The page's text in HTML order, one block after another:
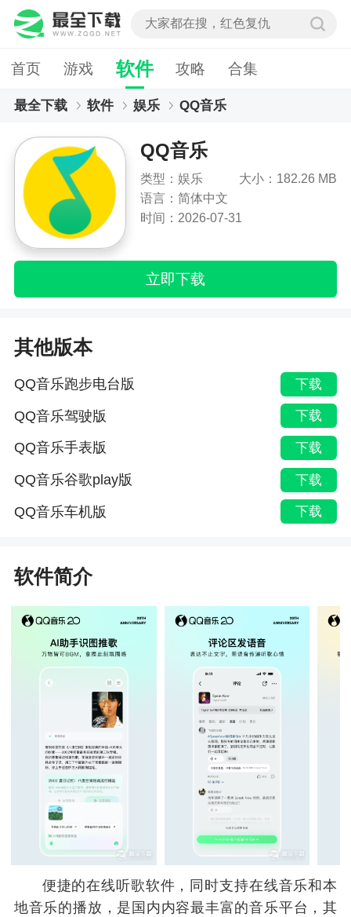
首页 游戏 软件 攻略 合集
最全下载 软件 娱乐 QQ音乐
QQ音乐
类型：娱乐
大小：182.26 MB
语言：简体中文
时间：2026-07-31
立即下载
其他版本
QQ音乐跑步电台版 下载
QQ音乐驾驶版 下载
QQ音乐手表版 下载
QQ音乐谷歌play版 下载
QQ音乐车机版 下载
软件简介
便捷的在线听歌软件，同时支持在线音乐和本
地音乐的播放，是国内内容最丰富的音乐平台，其